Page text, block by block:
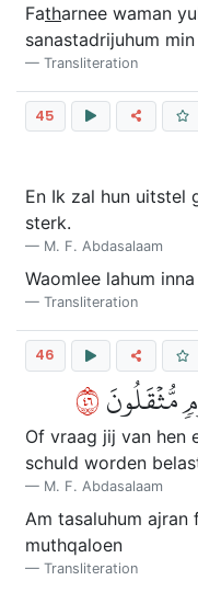
Fatharnee waman
sanastadrijuhum min
Transliteration
45
En Ik zal hun uitstel
sterk.
M. F. Abdasalaam
Waomlee lahum
Transliteration
46
مُّثۡقَلُونَ٦٤
Of vraag jij van hen
schuld worden
M. F. Abdasalaam
Am tasaluhum ajran
muthqaloen
Transliteration